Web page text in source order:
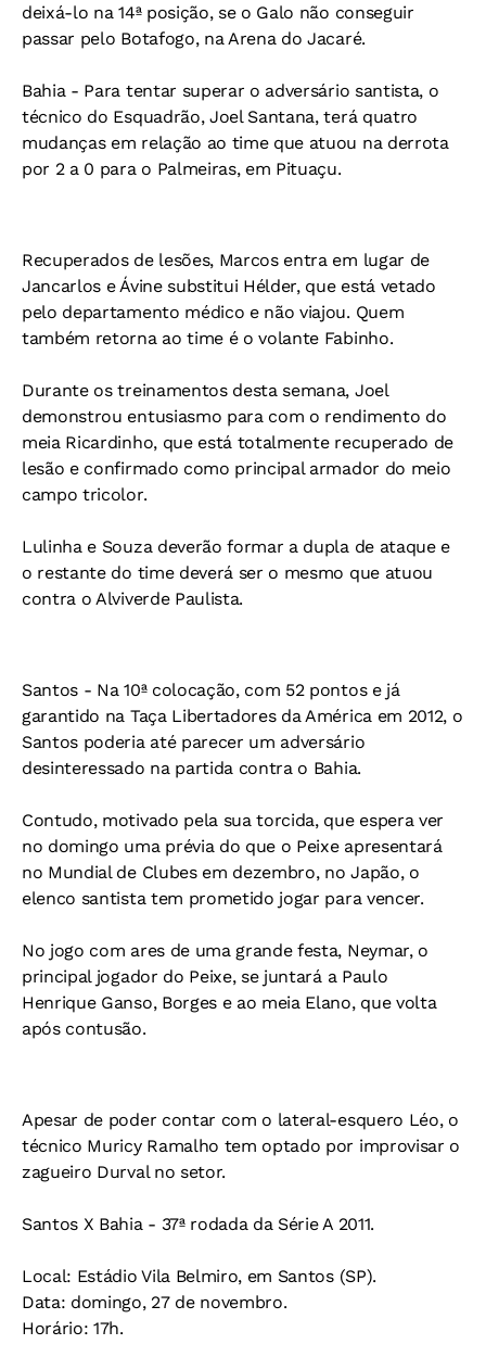
deixá-lo na 14ª posição, se o Galo não conseguir
passar pelo Botafogo, na Arena do Jacaré.
Bahia - Para tentar superar o adversário santista, o
técnico do Esquadrão, Joel Santana, terá quatro
mudanças em relação ao time que atuou na derrota
por 2 a 0 para o Palmeiras, em Pituaçu.
Recuperados de lesões, Marcos entra em lugar de
Jancarlos e Ávine substitui Hélder, que está vetado
pelo departamento médico e não viajou. Quem
também retorna ao time é o volante Fabinho.
Durante os treinamentos desta semana, Joel
demonstrou entusiasmo para com o rendimento do
meia Ricardinho, que está totalmente recuperado de
lesão e confirmado como principal armador do meio
campo tricolor.
Lulinha e Souza deverão formar a dupla de ataque e
o restante do time deverá ser o mesmo que atuou
contra o Alviverde Paulista.
Santos - Na 10ª colocação, com 52 pontos e já
garantido na Taça Libertadores da América em 2012, o
Santos poderia até parecer um adversário
desinteressado na partida contra o Bahia.
Contudo, motivado pela sua torcida, que espera ver
no domingo uma prévia do que o Peixe apresentará
no Mundial de Clubes em dezembro, no Japão, o
elenco santista tem prometido jogar para vencer.
No jogo com ares de uma grande festa, Neymar, o
principal jogador do Peixe, se juntará a Paulo
Henrique Ganso, Borges e ao meia Elano, que volta
após contusão.
Apesar de poder contar com o lateral-esquero Léo, o
técnico Muricy Ramalho tem optado por improvisar o
zagueiro Durval no setor.
Santos X Bahia - 37ª rodada da Série A 2011.
Local: Estádio Vila Belmiro, em Santos (SP).
Data: domingo, 27 de novembro.
Horário: 17h.